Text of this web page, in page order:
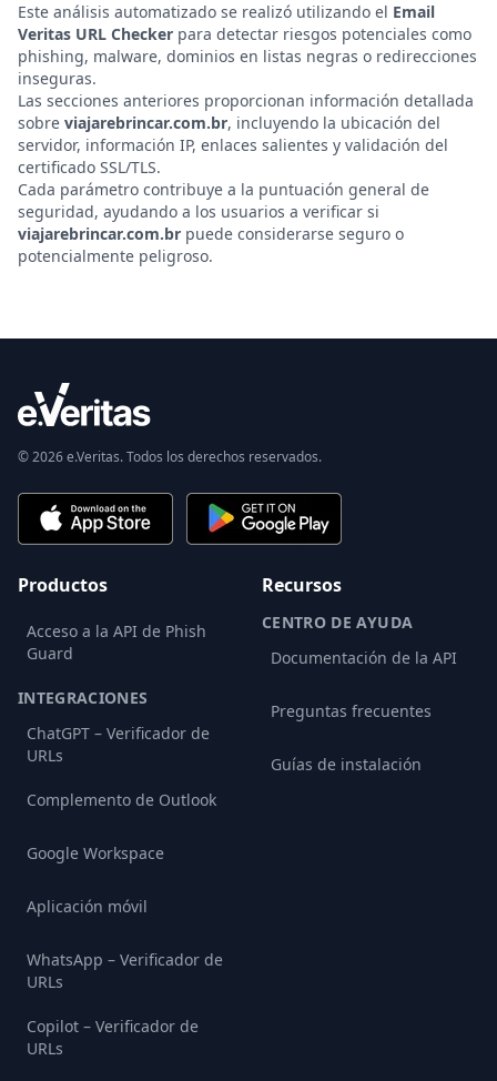
Este análisis automatizado se realizó utilizando el Email
Veritas URL Checker para detectar riesgos potenciales como
phishing, malware, dominios en listas negras o redirecciones
inseguras.
Las secciones anteriores proporcionan información detallada
sobre viajarebrincar.com.br, incluyendo la ubicación del
servidor, información IP, enlaces salientes y validación del
certificado SSL/TLS.
Cada parámetro contribuye a la puntuación general de
seguridad, ayudando a los usuarios a verificar si
viajarebrincar.com.br puede considerarse seguro o
potencialmente peligroso.
© 2026 e.Veritas. Todos los derechos reservados.
Productos
Acceso a la API de Phish
Guard
INTEGRACIONES
ChatGPT – Verificador de
URLs
Complemento de Outlook
Google Workspace
Aplicación móvil
WhatsApp – Verificador de
URLs
Copilot – Verificador de
URLs
Recursos
CENTRO DE AYUDA
Documentación de la API
Preguntas frecuentes
Guías de instalación